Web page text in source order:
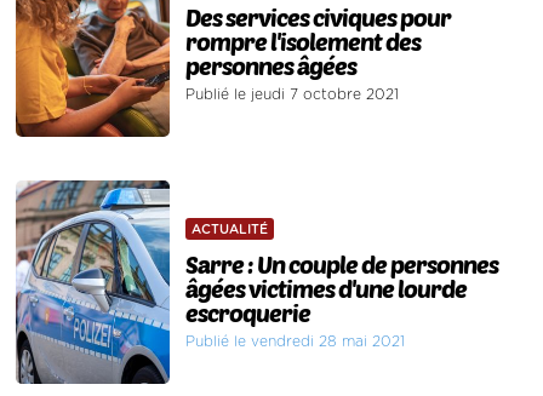
Des services civiques pour
rompre l'isolement des
personnes âgées
Publié le jeudi 7 octobre 2021
ACTUALITÉ
Sarre : Un couple de personnes
âgées victimes d'une lourde
escroquerie
Publié le vendredi 28 mai 2021